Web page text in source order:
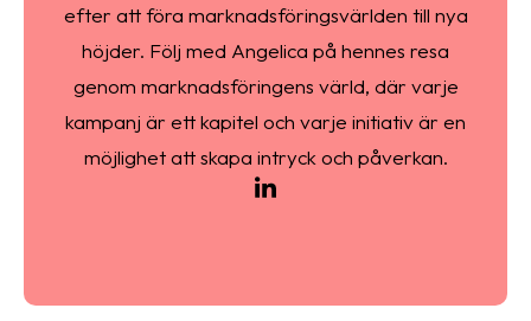
efter att föra marknadsföringsvärlden till nya
höjder. Följ med Angelica på hennes resa
genom marknadsföringens värld, där varje
kampanj är ett kapitel och varje initiativ är en
möjlighet att skapa intryck och påverkan.